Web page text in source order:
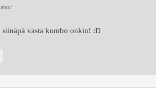
siinäpä vasta kombo onkin! :D